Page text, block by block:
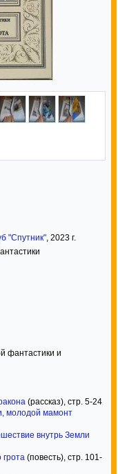
"Спутник", 2023 г.
фантастики и
(рассказ), стр. 5-24
молодой мамонт
внутрь Земли
грота (повесть), стр. 101-